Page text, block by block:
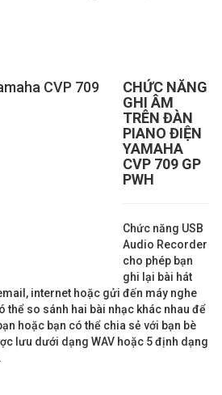
CHỨC NĂNG
GHI ÂM
TRÊN ĐÀN
PIANO ĐIỆN
YAMAHA
CVP 709 GP
PWH
Chức năng USB
Audio Recorder
cho phép bạn
ghi lại bài hát
internet hoặc gửi đến máy nghe
thể so sánh hai bài nhạc khác nhau để
hoặc bạn có thể chia sẻ với bạn bè
lưu dưới dạng WAV hoặc 5 định dạng